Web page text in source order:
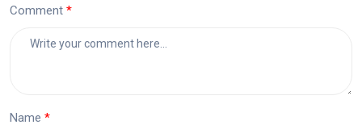
Comment
Name